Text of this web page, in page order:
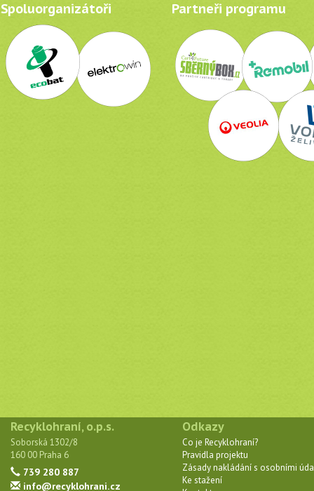
Spoluorganizátoři Partneři programu
Recyklohraní, o.p.s.
Soborská 1302/8
160 00 Praha 6
739 280 887
info@recyklohrani.cz
Odkazy
Co je Recyklohraní?
Pravidla projektu
Zásady nakládání s osobními
Ke stažení